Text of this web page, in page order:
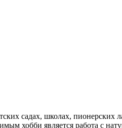
садах, школах,
хобби является работа с